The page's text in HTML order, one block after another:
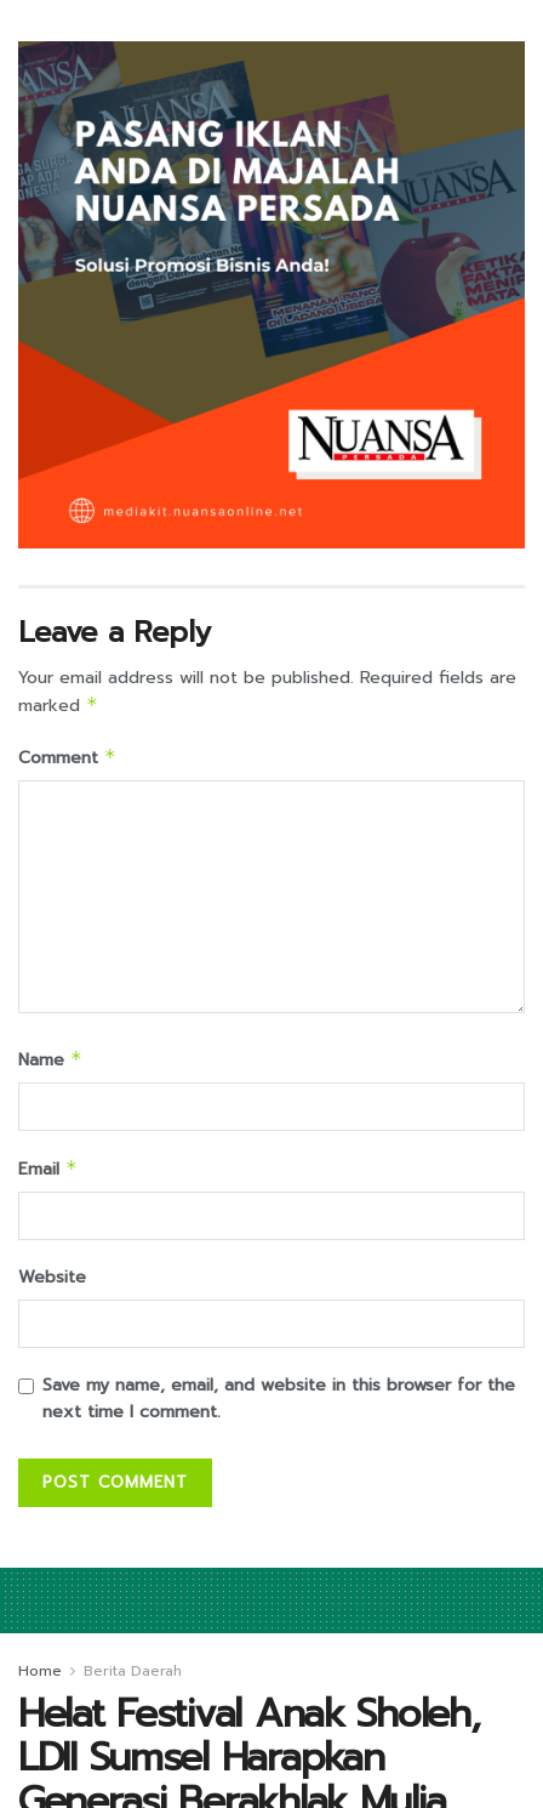
Leave a Reply
Your email address will not be published. Required fields are
marked *
Comment *
Name *
Email *
Website
Save my name, email, and website in this browser for the
next time I comment.
Home Berita Daerah
Helat Festival Anak Sholeh,
LDII Sumsel Harapkan